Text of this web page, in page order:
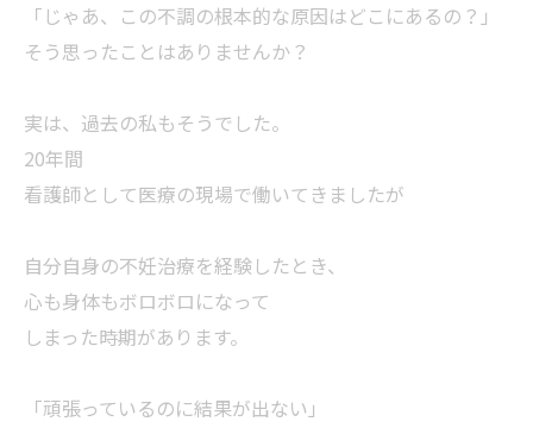
「じゃあ、この不調の根本的な原因はどこにあるの？」
そう思ったことはありませんか？
実は、過去の私もそうでした。
20年間
看護師として医療の現場で働いてきましたが
自分自身の不妊治療を経験したとき、
心も身体もボロボロになって
しまった時期があります。
「頑張っているのに結果が出ない」